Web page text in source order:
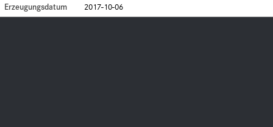
Erzeugungsdatum
2017-10-06